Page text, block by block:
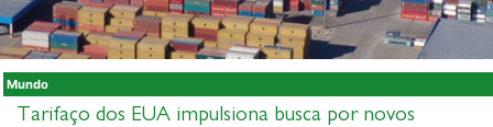
Mundo
Tarifaço dos EUA impulsiona busca por novos